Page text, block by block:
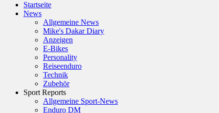
Startseite
News
Allgemeine News
Mike's Dakar Diary
Anzeigen
E-Bikes
Personality
Reiseenduro
Technik
Zubehör
Sport Reports
Allgemeine Sport-News
Enduro DM